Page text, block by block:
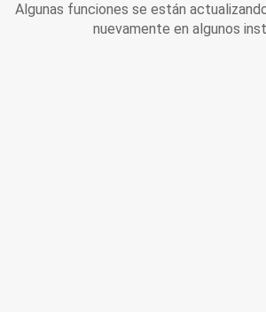
Algunas funciones se están
nuevamente en algunos